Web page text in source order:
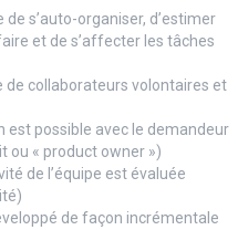
s’auto-organiser, d’estimer
et de s’affecter les tâches
de collaborateurs volontaires et
est possible avec le demandeur
ou « product owner »)
de l’équipe est évaluée
de façon incrémentale